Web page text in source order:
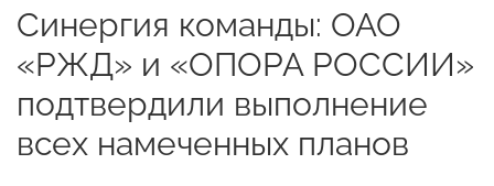
Синергия команды: ОАО
«РЖД» и «ОПОРА РОССИИ»
подтвердили выполнение
всех намеченных планов